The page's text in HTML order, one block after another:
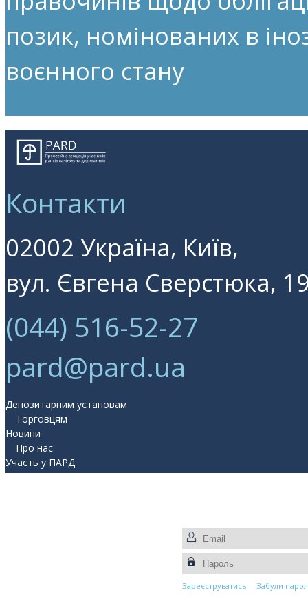
позик, номінованих в
воєнного стану
Контакти
02002 Україна, Київ,
вул. Євгена Сверстюка,
(044) 516-52-27
pard@pard.ua
Депозитарним установам
Торговцям
Новини
Про нас
Участь у ПАРД
Прес-центр
Зареєструватись Забули